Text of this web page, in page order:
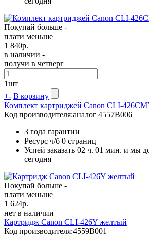
Покупай больше -
плати меньше
1 840р.
в наличии -
получи в четверг
1шт
+- В корзину
Комплект картриджей Canon CLI-
Код производителя:аналог 4557B006
3 года гарантии
Ресурс ч/б 0 страниц
Успей заказать 02 ч. 01 мин. и мы
сегодня
Покупай больше -
плати меньше
1 624р.
нет в наличии
Картридж Canon CLI-426Y желтый
Код производителя:4559B001